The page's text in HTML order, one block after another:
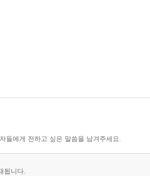
들에게 전하고 싶은 말씀을 남겨주세요.
됩니다.